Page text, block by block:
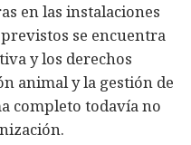
en las instalaciones
se encuentra
y los derechos
animal y la gestión de
completo todavía no